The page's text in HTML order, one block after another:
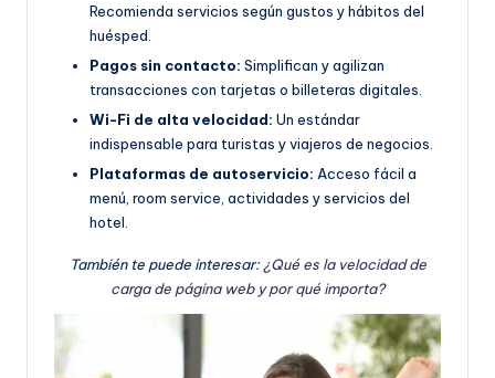
Recomienda servicios según gustos y hábitos del
huésped.
Pagos sin contacto: Simplifican y agilizan
transacciones con tarjetas o billeteras digitales.
Wi-Fi de alta velocidad: Un estándar
indispensable para turistas y viajeros de negocios.
Plataformas de autoservicio: Acceso fácil a
menú, room service, actividades y servicios del
hotel.
También te puede interesar:¿Qué es la velocidad de
carga de página web y por qué importa?